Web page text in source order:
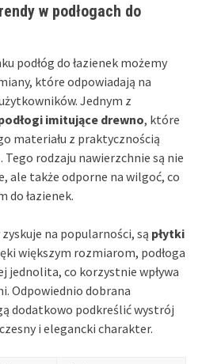
w podłogach do
podłóg do łazienek możemy
które odpowiadają na
Jednym z
imitujące drewno, które
materiału z praktycznością
rodzaju nawierzchnie są nie
ale także odporne na wilgoć, co
do łazienek.
na popularności, są płytki
większym rozmiarom, podłoga
jednolita, co korzystnie wpływa
Odpowiednio dobrana
dodatkowo podkreślić wystrój
i elegancki charakter.